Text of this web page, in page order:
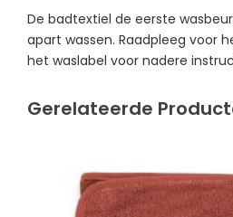
De badtextiel de eerste
apart wassen. Raadpleeg voor
het waslabel voor nadere
Gerelateerde